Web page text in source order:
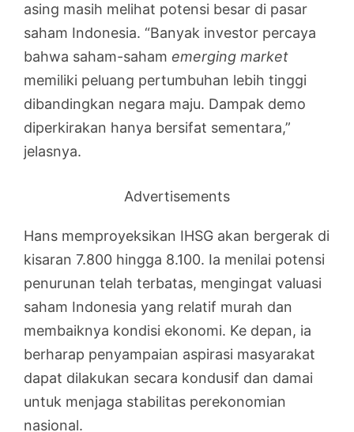
asing masih melihat potensi besar di pasar
saham Indonesia. “Banyak investor percaya
bahwa saham-saham emerging market
memiliki peluang pertumbuhan lebih tinggi
dibandingkan negara maju. Dampak demo
diperkirakan hanya bersifat sementara,”
jelasnya.
Advertisements
Hans memproyeksikan IHSG akan bergerak di
kisaran 7.800 hingga 8.100. Ia menilai potensi
penurunan telah terbatas, mengingat valuasi
saham Indonesia yang relatif murah dan
membaiknya kondisi ekonomi. Ke depan, ia
berharap penyampaian aspirasi masyarakat
dapat dilakukan secara kondusif dan damai
untuk menjaga stabilitas perekonomian
nasional.